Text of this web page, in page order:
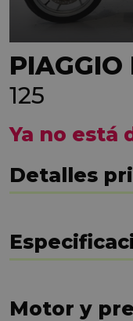
125
Ya no está
Detalles
Motor y